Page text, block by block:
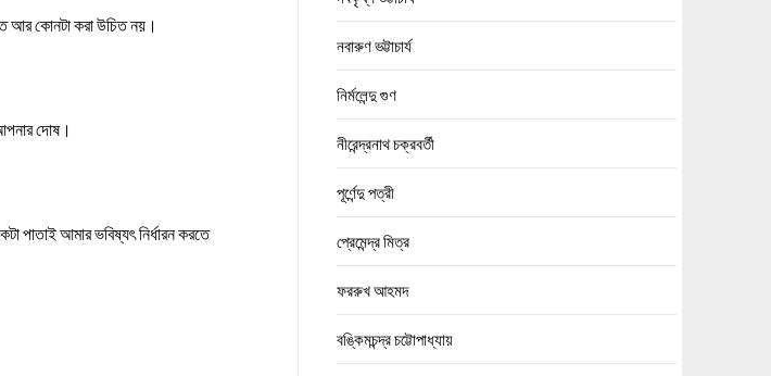
আর কোনটা করা উচিত নয়।
দোষ।
পাতাই আমার ভবিষ্যৎ নির্ধারন করতে
নবারুণ ভট্টাচার্য
নির্মলেন্দু গুণ
নীরেন্দ্রনাথ চক্রবর্তী
পূর্ণেন্দু পত্রী
প্রেমেন্দ্র মিত্র
ফররুখ আহমদ
বঙ্কিমচন্দ্র চট্টোপাধ্যায়